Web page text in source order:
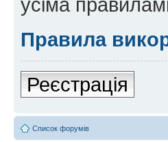
Правила
Реєстрація
Список форумів